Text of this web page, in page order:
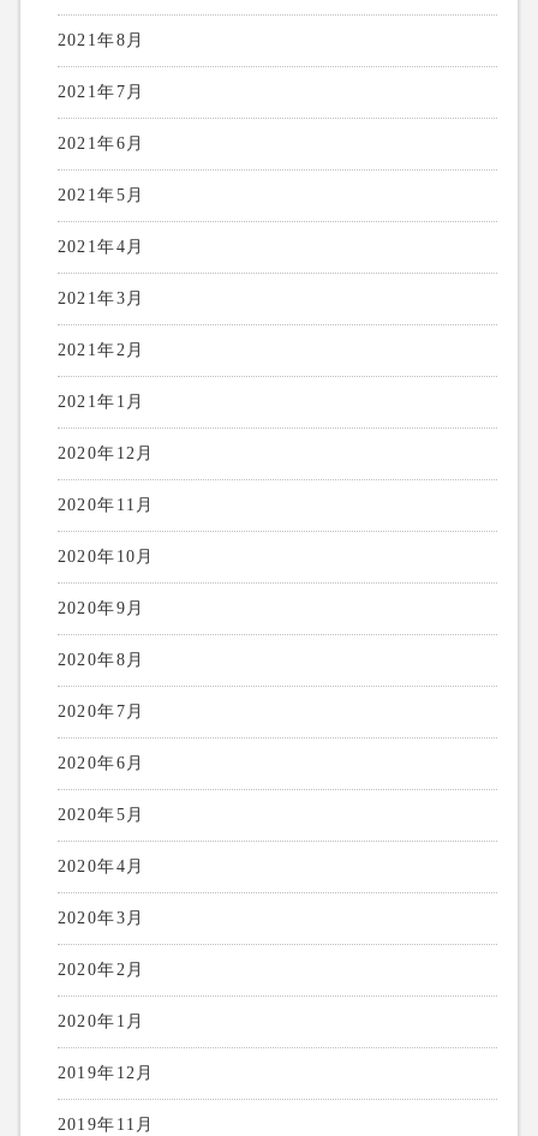
2021年8月
2021年7月
2021年6月
2021年5月
2021年4月
2021年3月
2021年2月
2021年1月
2020年12月
2020年11月
2020年10月
2020年9月
2020年8月
2020年7月
2020年6月
2020年5月
2020年4月
2020年3月
2020年2月
2020年1月
2019年12月
2019年11月